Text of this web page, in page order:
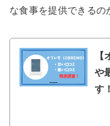
な食事を提供できるの
や
す！